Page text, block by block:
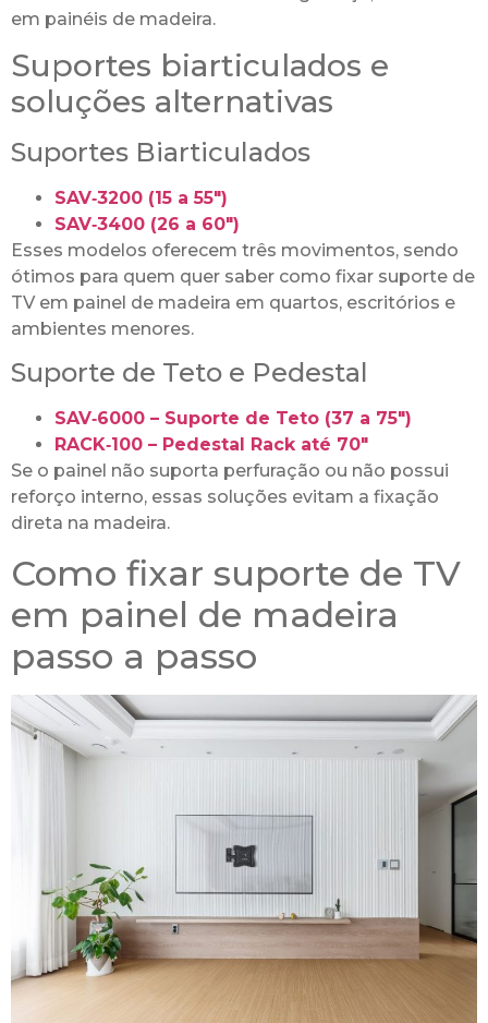
em painéis de madeira.
Suportes biarticulados e
soluções alternativas
Suportes Biarticulados
SAV‑3200 (15 a 55″)
SAV‑3400 (26 a 60″)
Esses modelos oferecem três movimentos, sendo
ótimos para quem quer saber como fixar suporte de
TV em painel de madeira em quartos, escritórios e
ambientes menores.
Suporte de Teto e Pedestal
SAV‑6000 – Suporte de Teto (37 a 75″)
RACK‑100 – Pedestal Rack até 70″
Se o painel não suporta perfuração ou não possui
reforço interno, essas soluções evitam a fixação
direta na madeira.
Como fixar suporte de TV
em painel de madeira
passo a passo